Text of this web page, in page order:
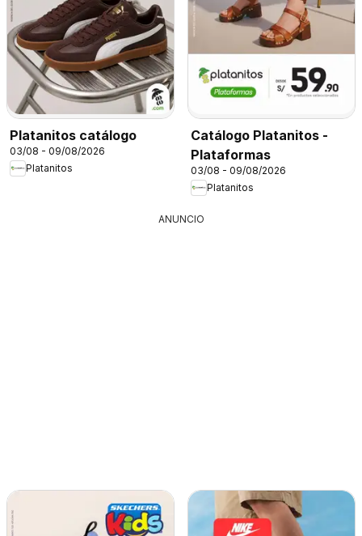
Platanitos catálogo
03/08 - 09/08/2026
Platanitos
Catálogo Platanitos -
Plataformas
03/08 - 09/08/2026
Platanitos
ANUNCIO